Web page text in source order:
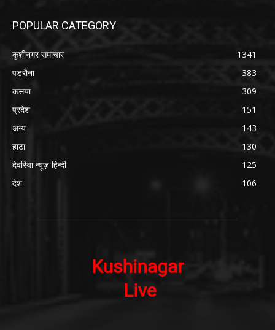
POPULAR CATEGORY
कुशीनगर समाचार
1341
पडरौना
383
कसया
309
प्रदेश
151
अन्य
143
हाटा
130
देवरिया न्यूज़ हिन्दी
125
देश
106